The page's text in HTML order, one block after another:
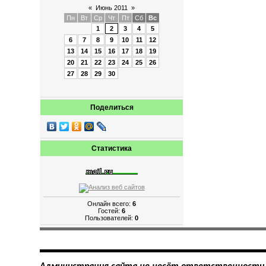
« Июнь 2011
»
Пн
Вт Ср Чт Пт Сб
Вс
1
2 3 4
5
6
7 8 9 10 11
12
13
14 15 16 17 18
19
20
21 22 23 24 25
26
27
28 29 30
Поделиться
Статистика
Онлайн всего:6
Гостей:6
Пользователей:0